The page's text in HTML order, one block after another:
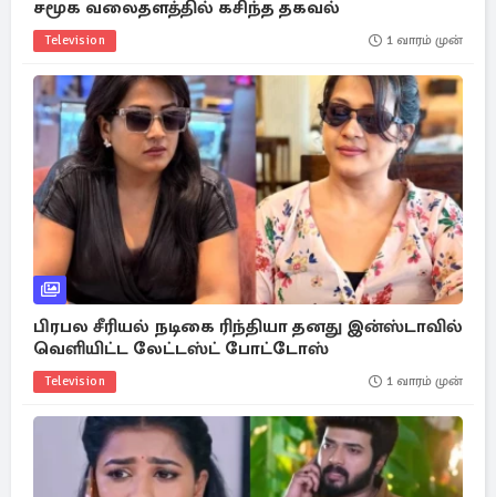
சமூக வலைதளத்தில் கசிந்த தகவல்
Television 1 வாரம் முன்
பிரபல சீரியல் நடிகை ரிந்தியா தனது இன்ஸ்டாவில்
வெளியிட்ட லேட்டஸ்ட் போட்டோஸ்
Television 1 வாரம் முன்